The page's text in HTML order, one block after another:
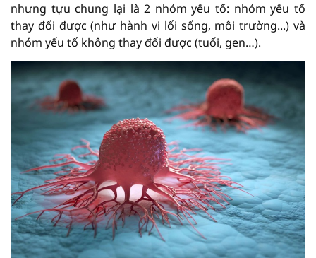
nhưng tựu chung lại là 2 nhóm yếu tố: nhóm yếu tố
thay đổi được (như hành vi lối sống, môi trường...) và
nhóm yếu tố không thay đổi được (tuổi, gen…).